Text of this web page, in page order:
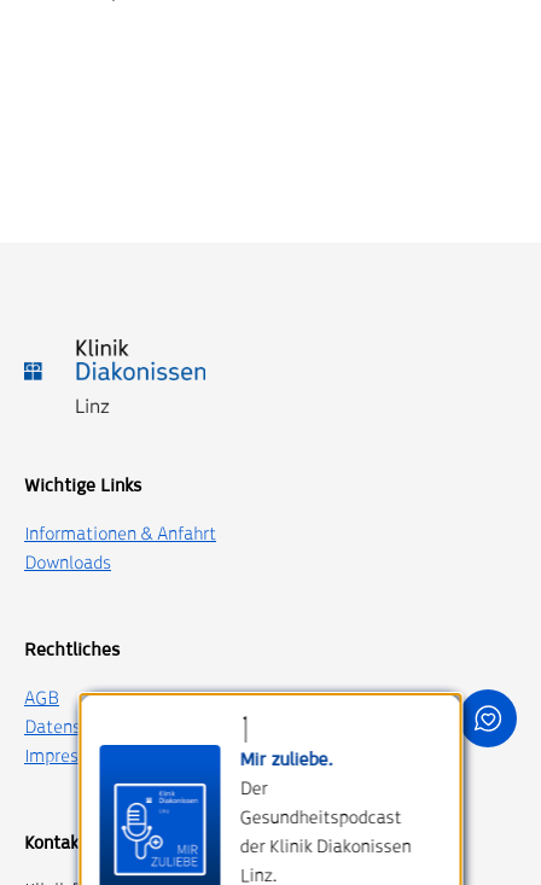
Wichtige Links
Informationen & Anfahrt
Downloads
Rechtliches
AGB
Datenschutz
Impressum
Kontakt
Mir zuliebe.
Der
Gesundheitspodcast
der Klinik Diakonissen
Linz.